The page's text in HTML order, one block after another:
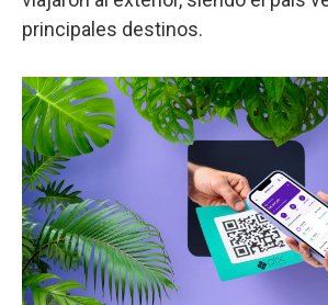
principales destinos.